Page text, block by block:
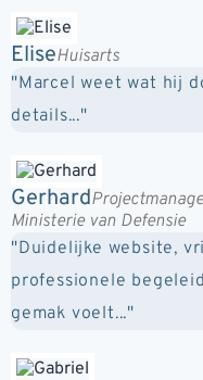
EliseHuisarts
"Marcel weet wat hij
details..."
Gerhard
Ministerie van Defensie
"Duidelijke website,
professionele
gemak voelt..."